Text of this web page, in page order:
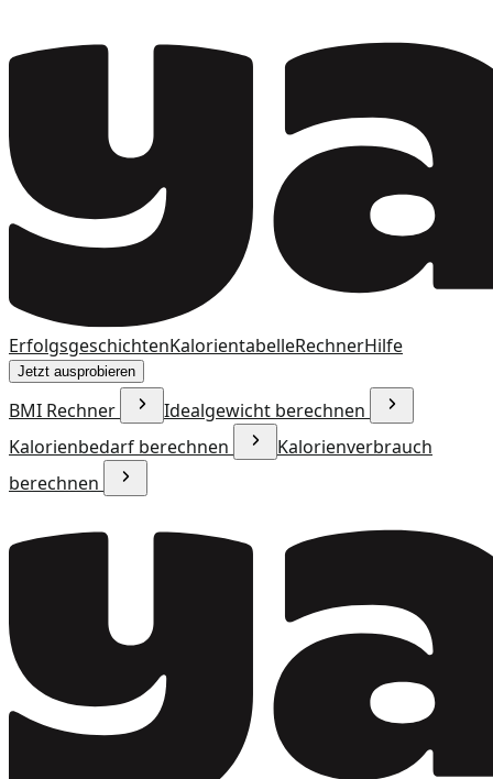
ErfolgsgeschichtenKalorientabelleRechnerHilfe
Jetzt ausprobieren
BMI Rechner
Idealgewicht berechnen
Kalorienbedarf berechnen
Kalorienverbrauch
berechnen